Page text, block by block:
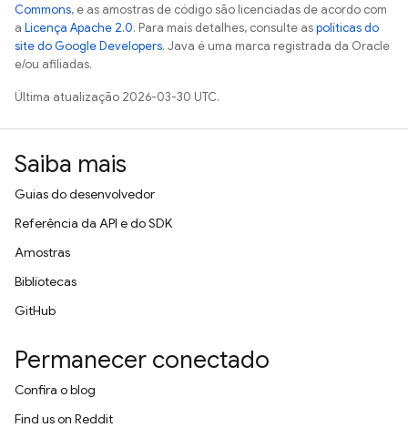
Commons, e as amostras de código são licenciadas de acordo com
a Licença Apache 2.0. Para mais detalhes, consulte aspolíticas do
site do Google Developers. Java é uma marca registrada da Oracle
e/ou afiliadas.
Última atualização 2026-03-30 UTC.
Saiba mais
Guias do desenvolvedor
Referência da API e do SDK
Amostras
Bibliotecas
GitHub
Permanecer conectado
Confira o blog
Find us on Reddit